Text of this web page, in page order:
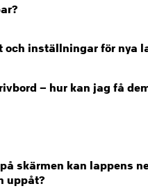
inställningar för nya
– hur kan jag få
skärmen kan lappens
uppåt?